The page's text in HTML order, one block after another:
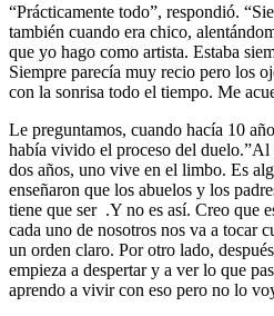
“Prácticamente todo”, respondió.
también cuando era chico,
que yo hago como artista. Estaba
Siempre parecía muy recio pero los
con la sonrisa todo el tiempo. Me
Le preguntamos, cuando hacía 10
había vivido el proceso del
dos años, uno vive en el limbo. Es
enseñaron que los abuelos y los
tiene que ser .Y no es así. Creo que
cada uno de nosotros nos va a tocar
un orden claro. Por otro lado,
empieza a despertar y a ver lo que
aprendo a vivir con eso pero no lo